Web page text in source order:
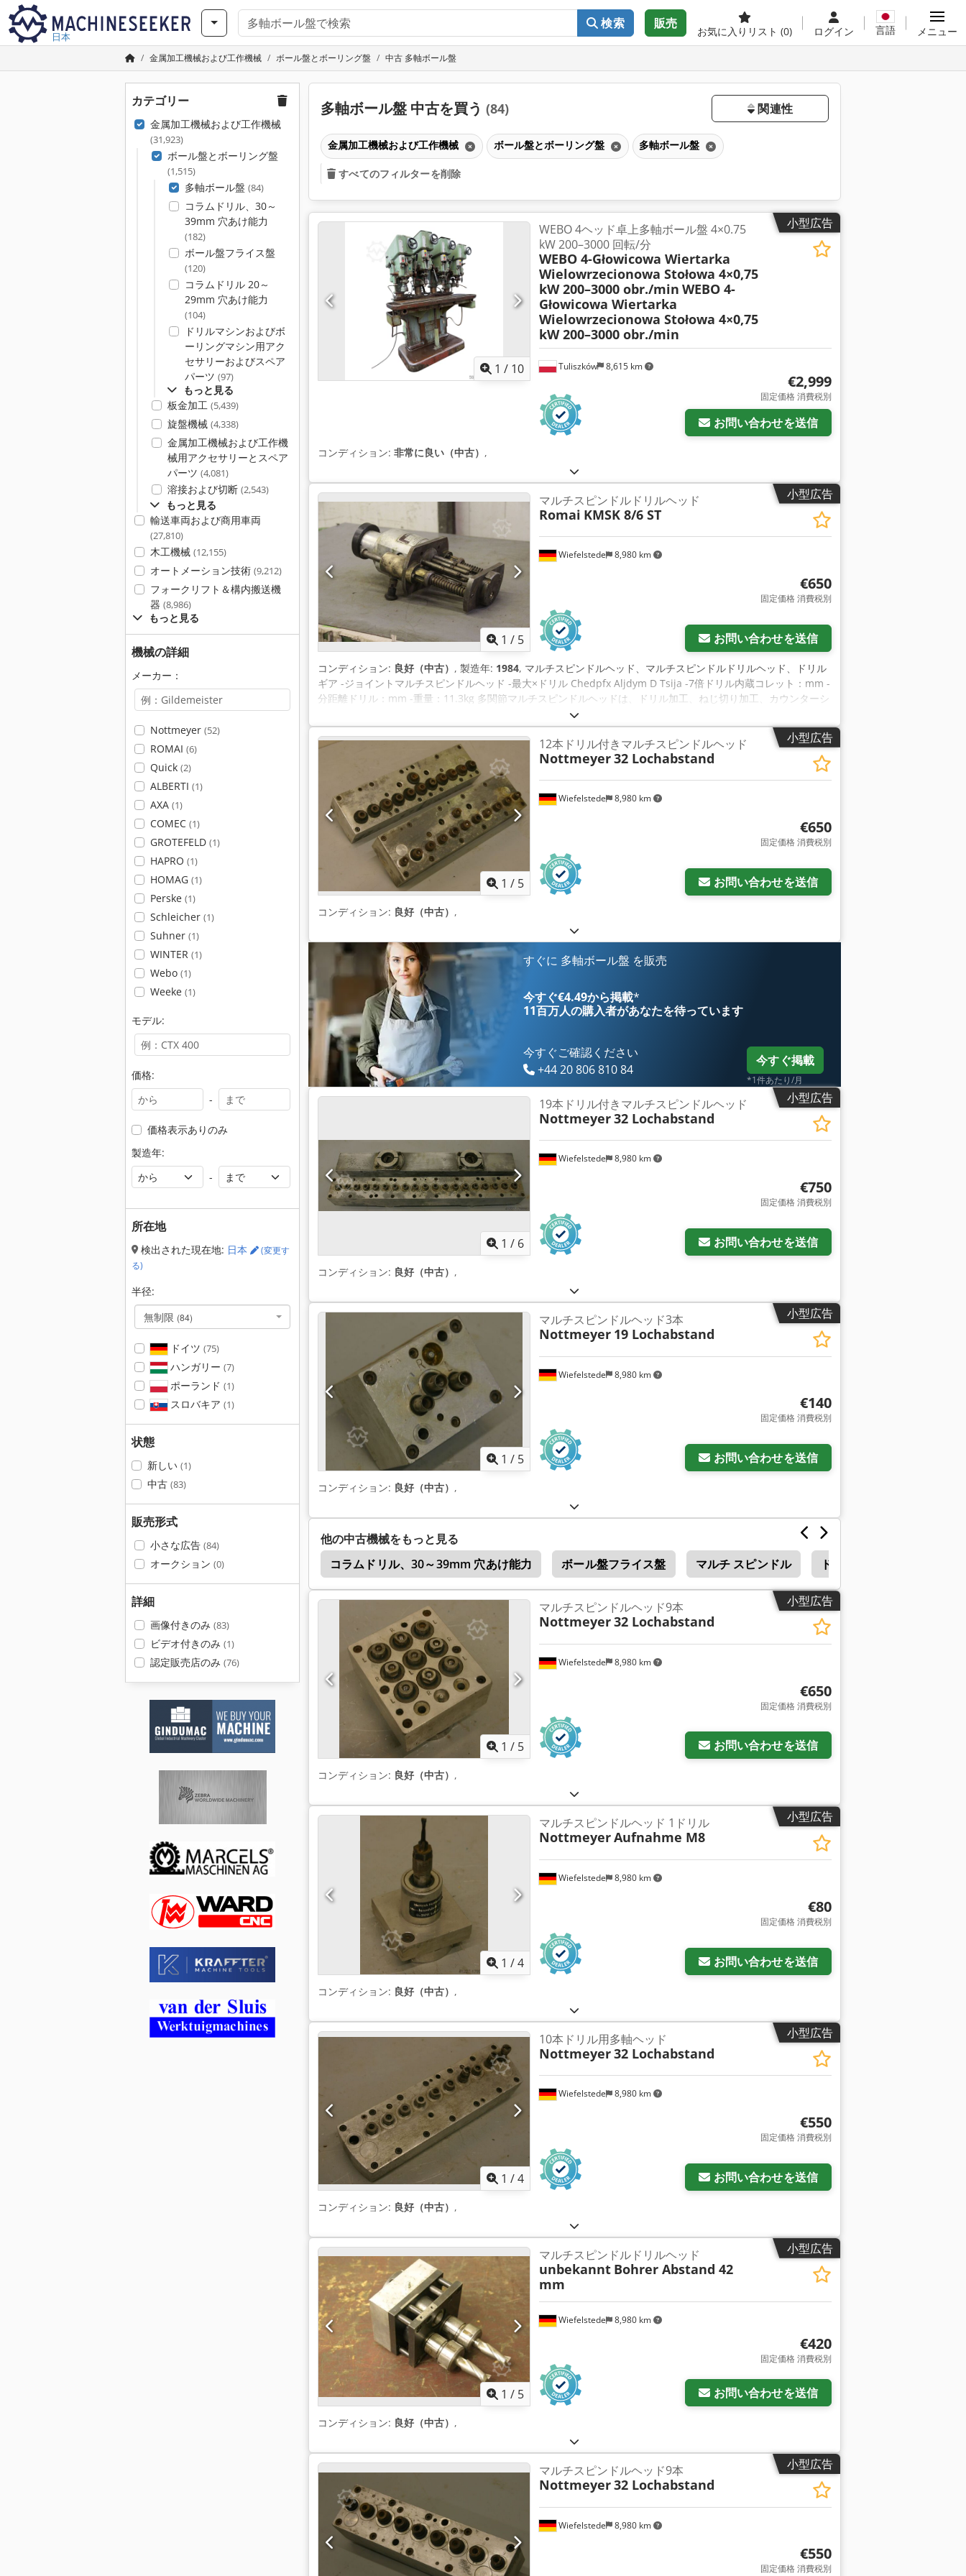
日本
検索 販売
お気に入りリスト (0) ログイン 言語 メニュー
金属加工機械および工作機械 ボール盤とボーリング盤 中古 多軸ボール盤
カテゴリー
金属加工機械および工作機械
(31,923)
ボール盤とボーリング盤
(1,515)
多軸ボール盤 (84)
コラムドリル、30～
39mm 穴あけ能力
(182)
ボール盤フライス盤
(120)
コラムドリル 20～
29mm 穴あけ能力
(104)
ドリルマシンおよびボ
ーリングマシン用アク
セサリーおよびスペア
パーツ (97)
もっと見る
板金加工 (5,439)
旋盤機械 (4,338)
金属加工機械および工作機
械用アクセサリーとスペア
パーツ (4,081)
溶接および切断 (2,543)
もっと見る
輸送車両および商用車両
(27,810)
木工機械 (12,155)
オートメーション技術 (9,212)
フォークリフト＆構内搬送機
器 (8,986)
もっと見る
機械の詳細
メーカー：
Nottmeyer (52)
ROMAI (6)
Quick (2)
ALBERTI (1)
AXA (1)
COMEC (1)
GROTEFELD (1)
HAPRO (1)
HOMAG (1)
Perske (1)
Schleicher (1)
Suhner (1)
WINTER (1)
Webo (1)
Weeke (1)
モデル:
価格:
-
価格表示ありのみ
製造年:
-
所在地
検出された現在地: 日本
(変更す
る)
半径:
無制限 (84)
ドイツ (75)
ハンガリー (7)
ポーランド (1)
スロバキア (1)
状態
新しい (1)
中古 (83)
販売形式
小さな広告 (84)
オークション (0)
詳細
画像付きのみ (83)
ビデオ付きのみ (1)
認定販売店のみ (76)
多軸ボール盤 中古を買う (84) 関連性
金属加工機械および工作機械 ボール盤とボーリング盤 多軸ボール盤
すべてのフィルターを削除
小型広告
1 / 10 Tuliszków 8,615 km
WEBO 4ヘッド卓上多軸ボール盤 4×0.75
kW 200–3000 回転/分
WEBO 4-Głowicowa Wiertarka
Wielowrzecionowa Stołowa 4×0,75
kW 200–3000 obr./min WEBO 4-
Głowicowa Wiertarka
Wielowrzecionowa Stołowa 4×0,75
kW 200–3000 obr./min
€2,999
固定価格 消費税別
お問い合わせを送信
コンディション: 非常に良い（中古） ,
小型広告
1 / 5
Wiefelstede 8,980 km
マルチスピンドルドリルヘッド
Romai KMSK 8/6 ST
€650
固定価格 消費税別
お問い合わせを送信
コンディション: 良好（中古） , 製造年: 1984, マルチスピンドルヘッド、マルチスピンドルドリルヘッド、ドリル
ギア -ジョイントマルチスピンドルヘッド -最大×ドリル Chedpfx Aljdym D Tsija -7倍ドリル内蔵コレット：mm -
分距離ドリル：mm -重量：11.3kg 多関節マルチスピンドルヘッドは、ドリル加工、ねじ切り加工、カウンターシ
ンキング、リーミング、フライス加工、旋盤加工などの様々な加 工作業のための可変工具であり、複数の穴を一
度に加工することができます。
小型広告
1 / 5
Wiefelstede 8,980 km
12本ドリル付きマルチスピンドルヘッド
Nottmeyer32 Lochabstand
€650
固定価格 消費税別
お問い合わせを送信
コンディション: 良好（中古） ,
すぐに 多軸ボール盤 を販売
今すぐ€4.49から掲載*
11百万人の購入者があなたを待っています
今すぐご確認ください
+44 20 806 810 84
今すぐ掲載
*1件あたり/月
小型広告
1 / 6
Wiefelstede 8,980 km
19本ドリル付きマルチスピンドルヘッド
Nottmeyer32 Lochabstand
€750
固定価格 消費税別
お問い合わせを送信
コンディション: 良好（中古） ,
小型広告
1 / 5
Wiefelstede 8,980 km
マルチスピンドルヘッド3本
Nottmeyer 19 Lochabstand
€140
固定価格 消費税別
お問い合わせを送信
コンディション: 良好（中古） ,
他の中古機械をもっと見る
コラムドリル、30～39mm 穴あけ能力
ボール盤フライス盤 マルチ スピンドル ドリル ヘッド
ドライブ Boley Cnc
小型広告
1 / 5
Wiefelstede 8,980 km
マルチスピンドルヘッド9本
Nottmeyer32 Lochabstand
€650
固定価格 消費税別
お問い合わせを送信
コンディション: 良好（中古） ,
小型広告
1 /4
Wiefelstede 8,980 km
マルチスピンドルヘッド 1ドリル
NottmeyerAufnahme M8
€80
固定価格 消費税別
お問い合わせを送信
コンディション: 良好（中古） ,
小型広告
1 /4
Wiefelstede 8,980 km
10本ドリル用多軸ヘッド
Nottmeyer32 Lochabstand
€550
固定価格 消費税別
お問い合わせを送信
コンディション: 良好（中古） ,
小型広告
1 / 5
Wiefelstede 8,980 km
マルチスピンドルドリルヘッド
unbekannt Bohrer Abstand 42
mm
€420
固定価格 消費税別
お問い合わせを送信
コンディション: 良好（中古） ,
小型広告
Wiefelstede 8,980 km
マルチスピンドルヘッド9本
Nottmeyer32 Lochabstand
€550
固定価格 消費税別